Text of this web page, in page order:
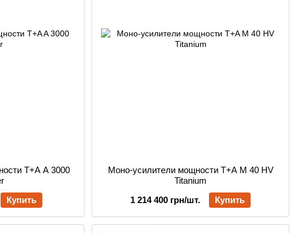
T+A A 3000
Купить
Моно-усилители мощности T+A M 40 HV
Titanium
1 214 400 грн/шт.
Купить